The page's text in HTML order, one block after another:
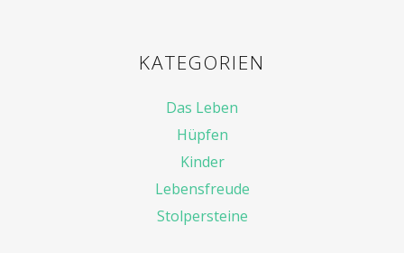
KATEGORIEN
Das Leben
Hüpfen
Kinder
Lebensfreude
Stolpersteine